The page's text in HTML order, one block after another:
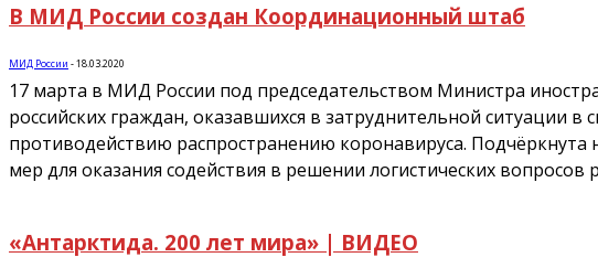
В МИД России создан Координационный штаб
МИД России -18.03.2020
17 марта в МИД России под председательством Министра
российских граждан, оказавшихся в затруднительной
противодействию распространению коронавируса.
мер для оказания содействия в решении логистических
«Антарктида. 200 лет мира» | ВИДЕО